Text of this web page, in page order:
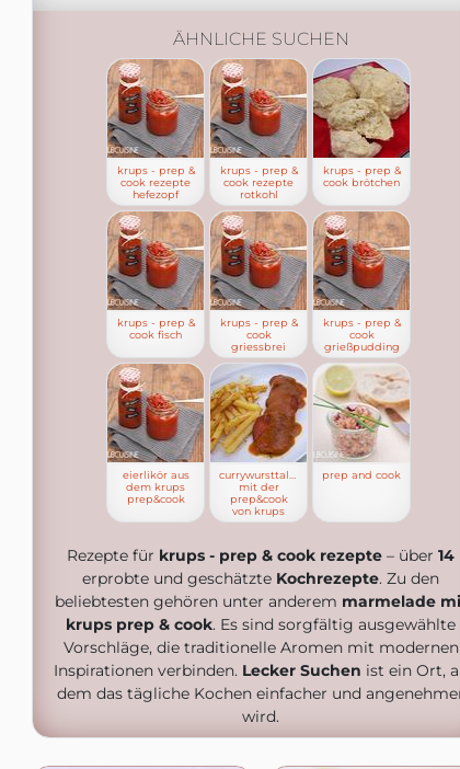
ÄHNLICHE SUCHEN
krups - prep &
cook rezepte
hefezopf
krups - prep &
cook rezepte
rotkohl
krups - prep &
cook brötchen
krups - prep &
cook fisch
krups - prep &
cook
griessbrei
krups - prep &
cook
grießpudding
eierlikör aus
dem krups
prep&cook
currywursttaler
mit der
prep&cook
von krups
prep and cook
Rezepte für krups - prep & cook rezepte – über 14
erprobte und geschätzte Kochrezepte. Zu den
beliebtesten gehören unter anderem marmelade
krups prep & cook. Es sind sorgfältig ausgewählte
Vorschläge, die traditionelle Aromen mit modernen
Inspirationen verbinden. Lecker Suchen ist ein Ort,
dem das tägliche Kochen einfacher und
wird.